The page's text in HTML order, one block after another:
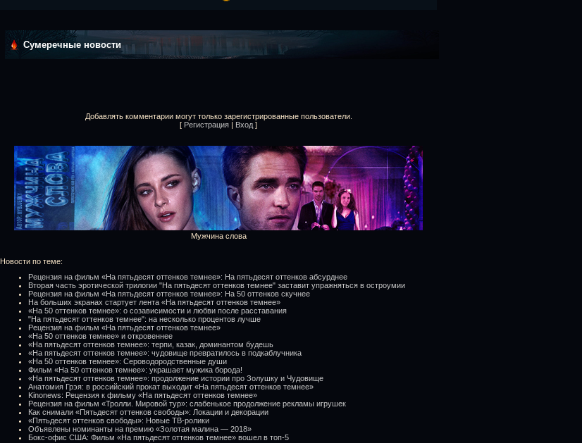
Сумеречные новости
Добавлять комментарии могут только зарегистрированные пользователи.
[ Регистрация | Вход ]
Мужчина слова
Новости по теме:
Рецензия на фильм «На пятьдесят оттенков темнее»: На пятьдесят оттенков абсурднее
Вторая часть эротической трилогии "На пятьдесят оттенков темнее" заставит упражняться в остроумии
Рецензия на фильм «На пятьдесят оттенков темнее»: На 50 оттенков скучнее
На больших экранах стартует лента «На пятьдесят оттенков темнее»
«На 50 оттенков темнее»: о созависимости и любви после расставания
"На пятьдесят оттенков темнее": на несколько процентов лучше
Рецензия на фильм «На пятьдесят оттенков темнее»
«На 50 оттенков темнее» и откровеннее
«На пятьдесят оттенков темнее»: терпи, казак, доминантом будешь
«На пятьдесят оттенков темнее»: чудовище превратилось в подкаблучника
«На 50 оттенков темнее»: Сероводородственные души
Фильм «На 50 оттенков темнее»: украшает мужика борода!
«На пятьдесят оттенков темнее»: продолжение истории про Золушку и Чудовище
Анатомия Грэя: в российский прокат выходит «На пятьдесят оттенков темнее»
Kinonews: Рецензия к фильму «На пятьдесят оттенков темнее»
Рецензия на фильм «Тролли. Мировой тур»: слабенькое продолжение рекламы игрушек
Как снимали «Пятьдесят оттенков свободы»: Локации и декорации
«Пятьдесят оттенков свободы»: Новые ТВ-ролики
Объявлены номинанты на премию «Золотая малина — 2018»
Бокс-офис США: Фильм «На пятьдесят оттенков темнее» вошел в топ-5